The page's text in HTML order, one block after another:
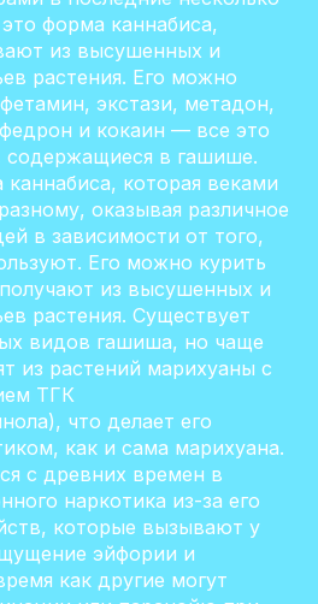
форма каннабиса,
из высушенных и
растения. Его можно
экстази, метадон,
и кокаин — все это
в гашише.
которая веками
оказывая различное
в зависимости от того,
Его можно курить
из высушенных и
растения. Существует
видов гашиша, но чаще
из растений марихуаны с
ТГК
что делает его
как и сама марихуана.
с древних времен в
наркотика из-за его
которые вызывают у
эйфории и
как другие могут